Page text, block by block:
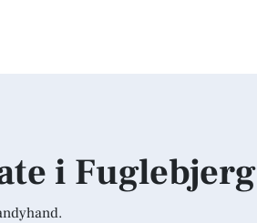
i Fuglebjerg